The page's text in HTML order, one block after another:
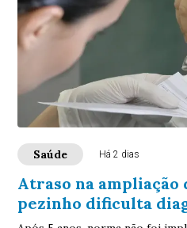
Saúde Há 2 dias
Atraso na ampliação
pezinho dificulta